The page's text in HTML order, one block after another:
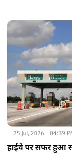
25 Jul, 2026 04:39
हाईवे पर सफर हुआ